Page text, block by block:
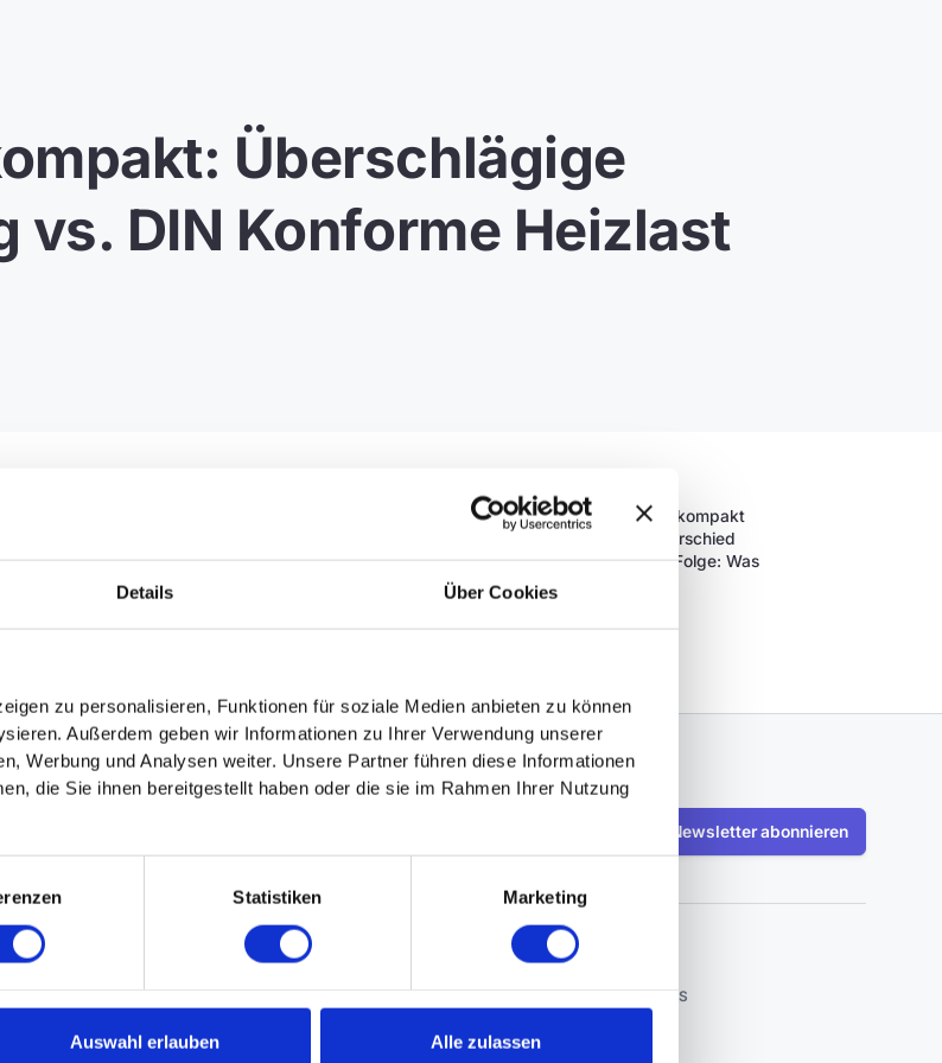
Details Über Cookies
zu personalisieren, Funktionen für soziale Medien anbieten zu können
Außerdem geben wir Informationen zu Ihrer Verwendung unserer
Werbung und Analysen weiter. Unsere Partner führen diese Informationen
die Sie ihnen bereitgestellt haben oder die sie im Rahmen Ihrer Nutzung
Statistiken Marketing
Auswahl erlauben Alle zulassen
Überschlägige
vs. DIN Konforme Heizlast
wird, kann das Ergebnis stark variieren.In dieser Folge von Heizungswissen kompakt
und einer DIN-konformen Heizlastberechnung liegt – und warum dieser Unterschied
praxisnah, verständlich und auf den Punkt – direkt vom Heizungsbaumeister. Diese Folge: Was
nach DIN EN 12831 – und wann reicht welche aus?
Newsletter abonnieren
Stringplanung
RECHTLICHES